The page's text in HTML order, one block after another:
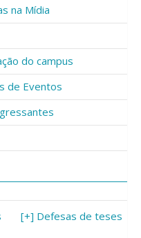
na Mídia
do campus
de Eventos
[+] Defesas de teses